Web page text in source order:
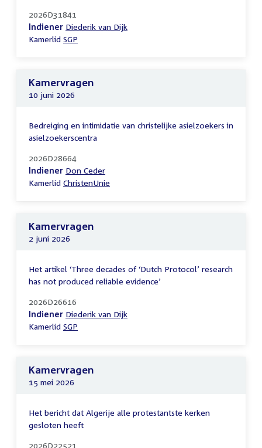
2026D31841
Indiener Diederik van Dijk
Kamerlid SGP
Kamervragen
10 juni 2026
Bedreiging en intimidatie van christelijke asielzoekers in
asielzoekerscentra
2026D28664
Indiener Don Ceder
Kamerlid ChristenUnie
Kamervragen
2 juni 2026
Het artikel ‘Three decades of ‘Dutch Protocol’ research
has not produced reliable evidence’
2026D26616
Indiener Diederik van Dijk
Kamerlid SGP
Kamervragen
15 mei 2026
Het bericht dat Algerije alle protestantste kerken
gesloten heeft
2026D22521